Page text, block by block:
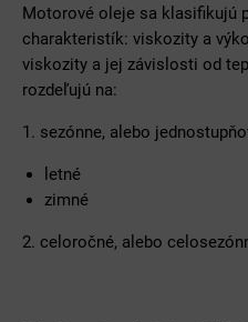
Motorové oleje sa klasifikujú
charakteristík: viskozity a
viskozity a jej závislosti od
rozdeľujú na:
1. sezónne, alebo
letné
zimné
2. celoročné, alebo